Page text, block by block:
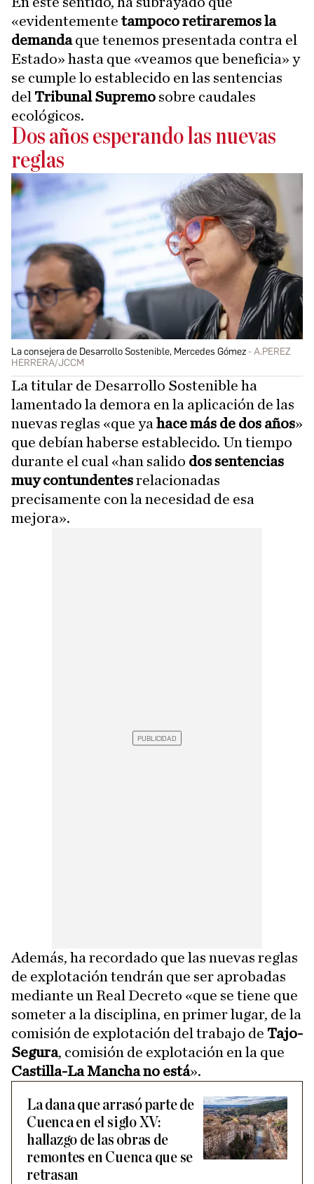
«evidentemente tampoco retiraremos la
demandaque tenemos presentada contra el
Estado» hasta que «veamos que beneficia» y
se cumple lo establecido en las sentencias
del Tribunal Supremo sobre caudales
ecológicos.
Dos años esperando las nuevas
reglas
La consejera de Desarrollo Sostenible, Mercedes Gómez
A.PEREZ
HERRERA/JCCM
La titular de Desarrollo Sostenible ha
lamentado la demora en la aplicación de las
nuevas reglas «que ya hace más de dos años»
que debían haberse establecido. Un tiempo
durante el cual «han salido dos sentencias
muy contundentesrelacionadas
precisamente con la necesidad de esa
mejora».
Además, ha recordado que las nuevas reglas
de explotación tendrán que ser aprobadas
mediante un Real Decreto «que se tiene que
someter a la disciplina, en primer lugar, de la
comisión de explotación del trabajo de Tajo-
Segura, comisión de explotación en la que
Castilla-La Mancha no está».
La dana que arrasó parte de
Cuenca en el siglo XV:
hallazgo de las obras de
remontes en Cuenca que se
retrasan